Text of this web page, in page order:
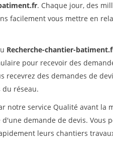
. Chaque jour, des
facilement vous mettre en
Recherche-chantier-
pour recevoir des
recevrez des demandes de
réseau.
notre service Qualité avant la
demande de devis. Vous
leurs chantiers